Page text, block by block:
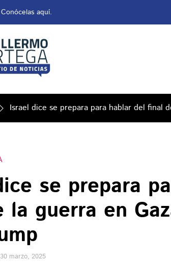
Conócelas aquí.
Israel dice se prepara para hablar del final
se prepara
la guerra en
30 marzo, 2025